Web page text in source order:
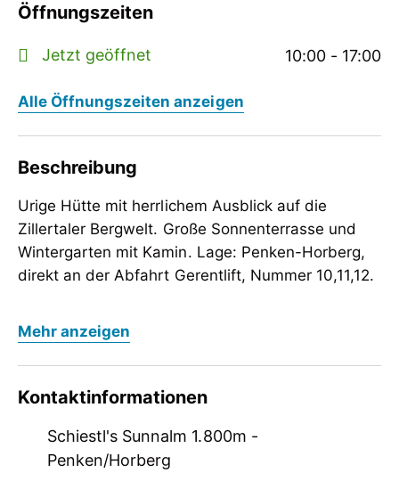
Öffnungszeiten
Jetzt geöffnet 10:00 - 17:00
Alle Öffnungszeiten anzeigen
Beschreibung
Urige Hütte mit herrlichem Ausblick auf die
Zillertaler Bergwelt. Große Sonnenterrasse und
Wintergarten mit Kamin. Lage: Penken-Horberg,
direkt an der Abfahrt Gerentlift, Nummer 10,11,12.
Zillertaler Bergwelt. Große Sonnenterrasse und
Mehr anzeigen
Kontaktinformationen
Schiestl's Sunnalm 1.800m -
Penken/Horberg